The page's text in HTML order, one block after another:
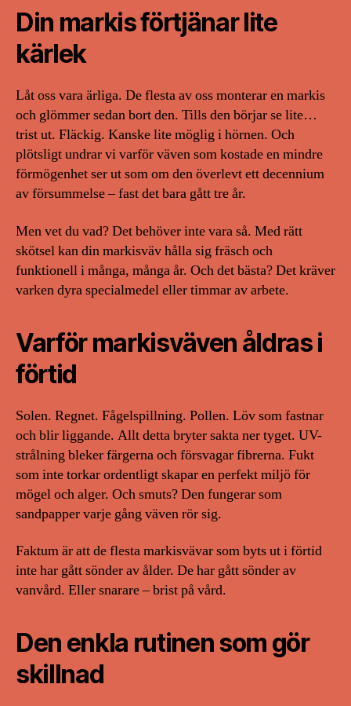
Din markis förtjänar lite
kärlek
Låt oss vara ärliga. De flesta av oss monterar en markis
och glömmer sedan bort den. Tills den börjar se lite…
trist ut. Fläckig. Kanske lite möglig i hörnen. Och
plötsligt undrar vi varför väven som kostade en mindre
förmögenhet ser ut som om den överlevt ett decennium
av försummelse – fast det bara gått tre år.
Men vet du vad? Det behöver inte vara så. Med rätt
skötsel kan din markisväv hålla sig fräsch och
funktionell i många, många år. Och det bästa? Det kräver
varken dyra specialmedel eller timmar av arbete.
Varför markisväven åldras i
förtid
Solen. Regnet. Fågelspillning. Pollen. Löv som fastnar
och blir liggande. Allt detta bryter sakta ner tyget. UV-
strålning bleker färgerna och försvagar fibrerna. Fukt
som inte torkar ordentligt skapar en perfekt miljö för
mögel och alger. Och smuts? Den fungerar som
sandpapper varje gång väven rör sig.
Faktum är att de flesta markisvävar som byts ut i förtid
inte har gått sönder av ålder. De har gått sönder av
vanvård. Eller snarare – brist på vård.
Den enkla rutinen som gör
skillnad